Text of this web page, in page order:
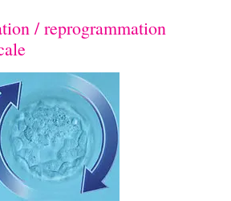
/ reprogrammation